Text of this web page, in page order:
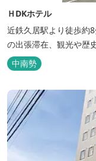
ＨDKホテル
近鉄久居駅より徒歩約
の出張滞在、観光や歴
中南勢